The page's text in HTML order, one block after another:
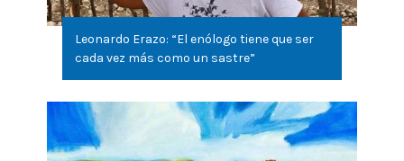
Leonardo Erazo: “El enólogo tiene que ser
cada vez más como un sastre”